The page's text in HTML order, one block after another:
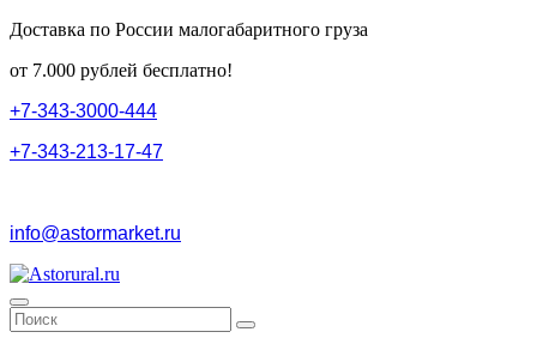
Доставка по России малогабаритного груза
от 7.000 рублей бесплатно!
+7-343-3000-444
+7-343-213-17-47
info@astormarket.ru